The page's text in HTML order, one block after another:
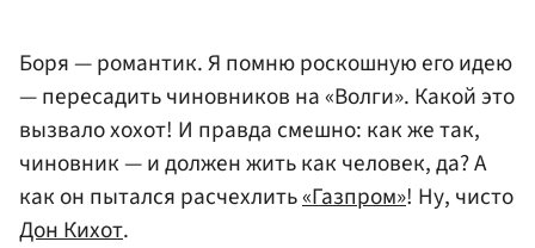
Боря — романтик. Я помню роскошную его идею
— пересадить чиновников на «Волги». Какой это
вызвало хохот! И правда смешно: как же так,
чиновник — и должен жить как человек, да? А
как он пытался расчехлить«Газпром»! Ну, чисто
Дон Кихот.